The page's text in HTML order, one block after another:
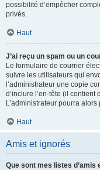
possibilité d’empêcher
privés.
Haut
J’ai reçu un spam ou un
Le formulaire de courrier
suivre les utilisateurs qui
l’administrateur une copie
d’inclure l’en-tête (il
L’administrateur pourra
Haut
Amis et ignorés
Que sont mes listes d’amis